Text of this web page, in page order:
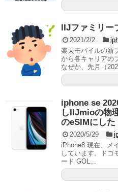
IIJファミリ
2021/2/2
楽天モバイルの新
から各キャリアの
なぜか、先月（
iphone se
しIIJmioの物
のeSIMにした
2020/5/29
iPhone8 現在、メ
しています。ドコ
ード GOL...